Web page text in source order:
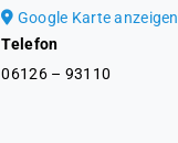
Google Karte anzeigen
Telefon
06126 – 93110